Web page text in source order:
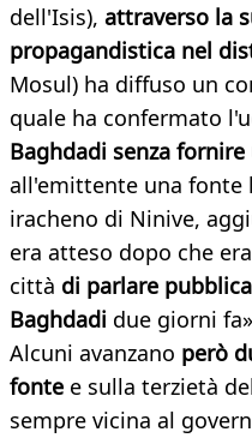
dell'Isis), attraverso la
propagandistica nel
Mosul) ha diffuso un
quale ha confermato
Baghdadi senza
all'emittente una fonte
iracheno di Ninive,
era atteso dopo che
città di parlare
Baghdadi due giorni
Alcuni avanzano però
fonte e sulla terzietà
sempre vicina al